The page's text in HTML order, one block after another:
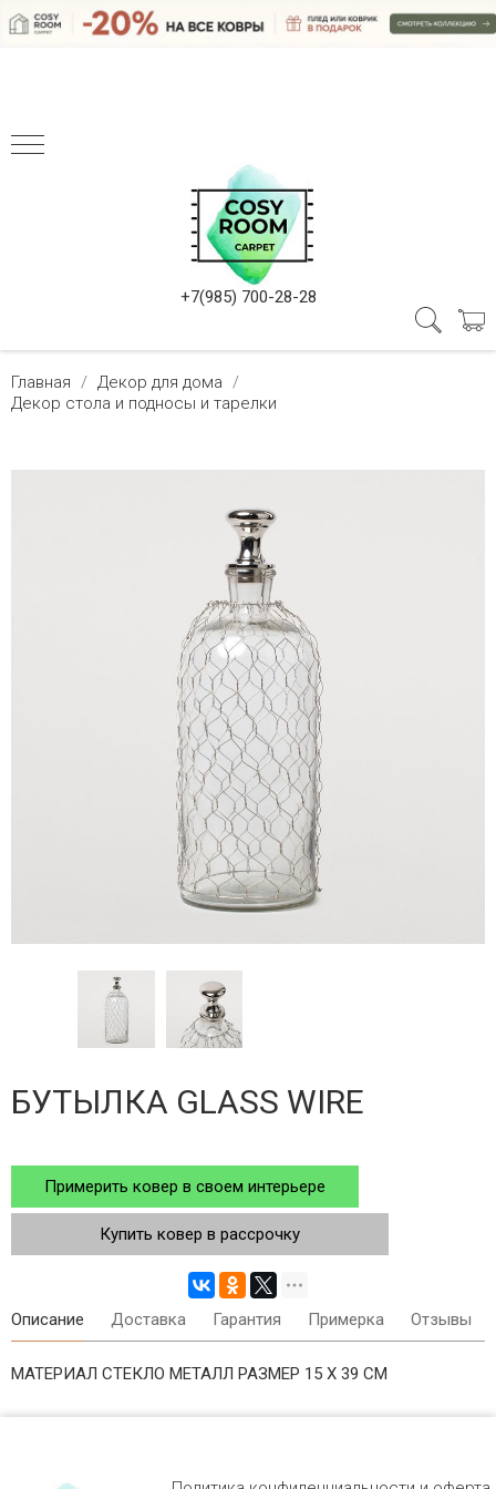
+7(985) 700-28-28
Главная
Декор для дома
Декор стола и подносы и тарелки
БУТЫЛКА GLASS WIRE
Примерить ковер в своем интерьере
Купить ковер в рассрочку
Описание Доставка Гарантия Примерка Отзывы
МАТЕРИАЛ СТЕКЛО МЕТАЛЛ РАЗМЕР 15 Х 39 СМ